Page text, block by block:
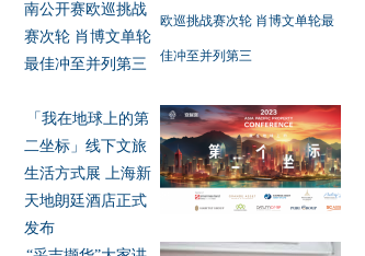
南公开赛欧巡挑战
赛次轮 肖博文单轮
最佳冲至并列第三
「我在地球上的第
二坐标」线下文旅
生活方式展 上海新
天地朗廷酒店正式
发布